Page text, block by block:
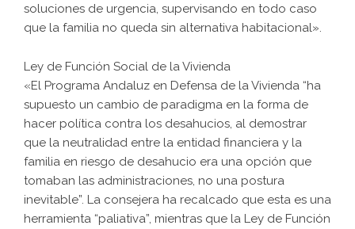
soluciones de urgencia, supervisando en todo caso
que la familia no queda sin alternativa habitacional».
Ley de Función Social de la Vivienda
«El Programa Andaluz en Defensa de la Vivienda “ha
supuesto un cambio de paradigma en la forma de
hacer política contra los desahucios, al demostrar
que la neutralidad entre la entidad financiera y la
familia en riesgo de desahucio era una opción que
tomaban las administraciones, no una postura
inevitable”. La consejera ha recalcado que esta es una
herramienta “paliativa”, mientras que la Ley de Función